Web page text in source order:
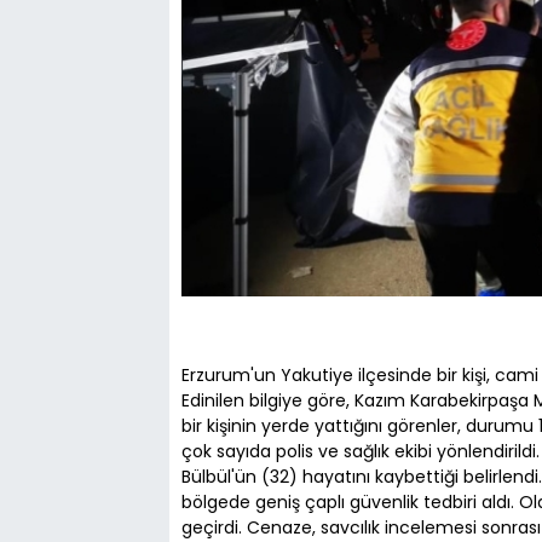
Erzurum'un Yakutiye ilçesinde bir kişi,
Edinilen bilgiye göre, Kazım
bir kişinin yerde yattığını görenler,
çok sayıda polis ve sağlık ekibi
Bülbül'ün (32) hayatını kaybettiği
bölgede geniş çaplı güvenlik tedbiri aldı.
geçirdi. Cenaze, savcılık incelemesi